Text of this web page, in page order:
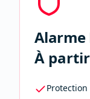
Alarme
À partir